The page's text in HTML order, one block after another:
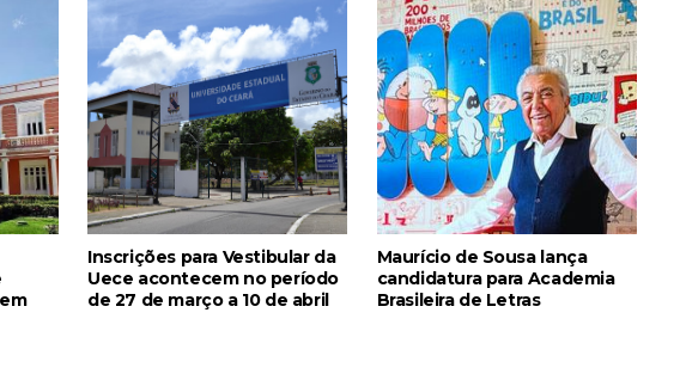
Inscrições para Vestibular da
Uece acontecem no período
de 27 de março a 10 de abril
Maurício de Sousa lança
candidatura para Academia
Brasileira de Letras